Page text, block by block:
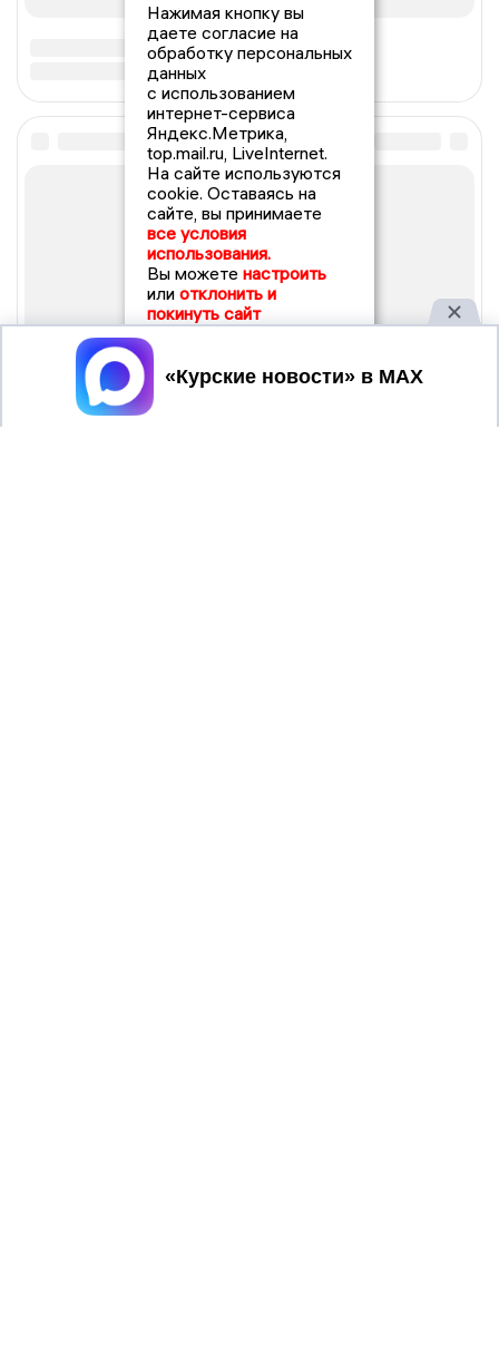
Нажимая кнопку вы
даете согласие на
обработку персональных
данных
с использованием
интернет-сервиса
Яндекс.Метрика,
top.mail.ru, LiveInternet.
На сайте используются
cookie. Оставаясь на
сайте, вы принимаете
все условия
использования.
Вы можете настроить
или отклонить и
покинуть сайт
Принять